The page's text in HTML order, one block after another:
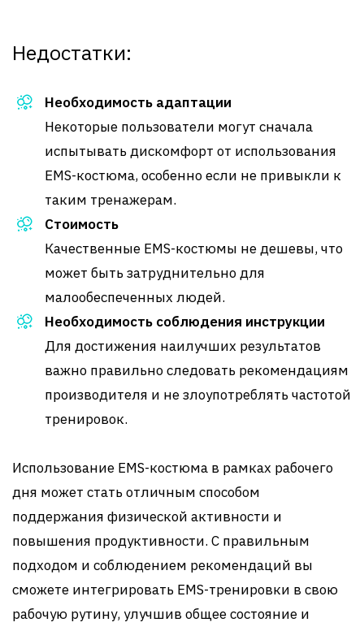
Недостатки:
Необходимость адаптации
Некоторые пользователи могут сначала
испытывать дискомфорт от использования
EMS-костюма, особенно если не привыкли к
таким тренажерам.
Стоимость
Качественные EMS-костюмы не дешевы, что
может быть затруднительно для
малообеспеченных людей.
Необходимость соблюдения инструкции
Для достижения наилучших результатов
важно правильно следовать рекомендациям
производителя и не злоупотреблять частотой
тренировок.
Использование EMS-костюма в рамках рабочего
дня может стать отличным способом
поддержания физической активности и
повышения продуктивности. С правильным
подходом и соблюдением рекомендаций вы
сможете интегрировать EMS-тренировки в свою
рабочую рутину, улучшив общее состояние и